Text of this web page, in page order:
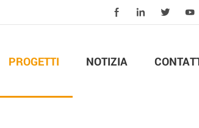
PROGETTI NOTIZIA